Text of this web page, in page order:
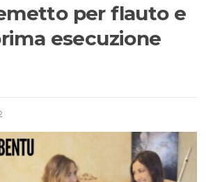
per flauto e
esecuzione